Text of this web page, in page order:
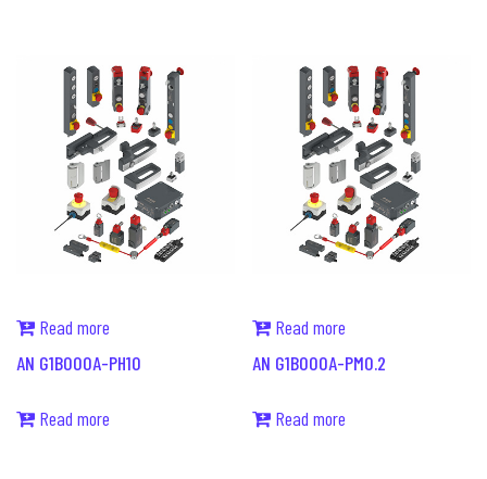
Read more
AN G1B000A-PH10
Read more
Read more
AN G1B000A-PM0.2
Read more